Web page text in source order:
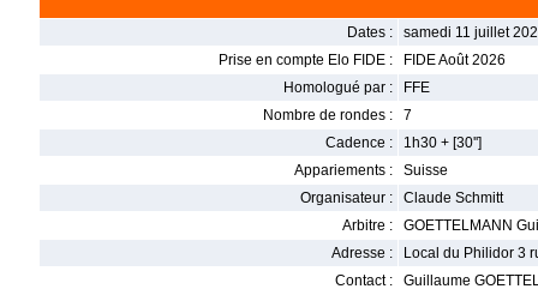
Dates :
samedi 11 juillet
Prise en compte Elo FIDE :
FIDE Août 2026
Homologué par :
FFE
Nombre de rondes :
7
Cadence :
1h30 + [30'']
Appariements :
Suisse
Organisateur :
Claude Schmitt
Arbitre :
GOETTELMANN
Adresse :
Local du Philidor 3
Contact :
Guillaume